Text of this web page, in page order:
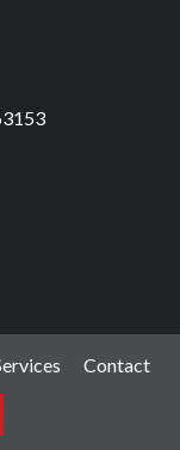
Contact